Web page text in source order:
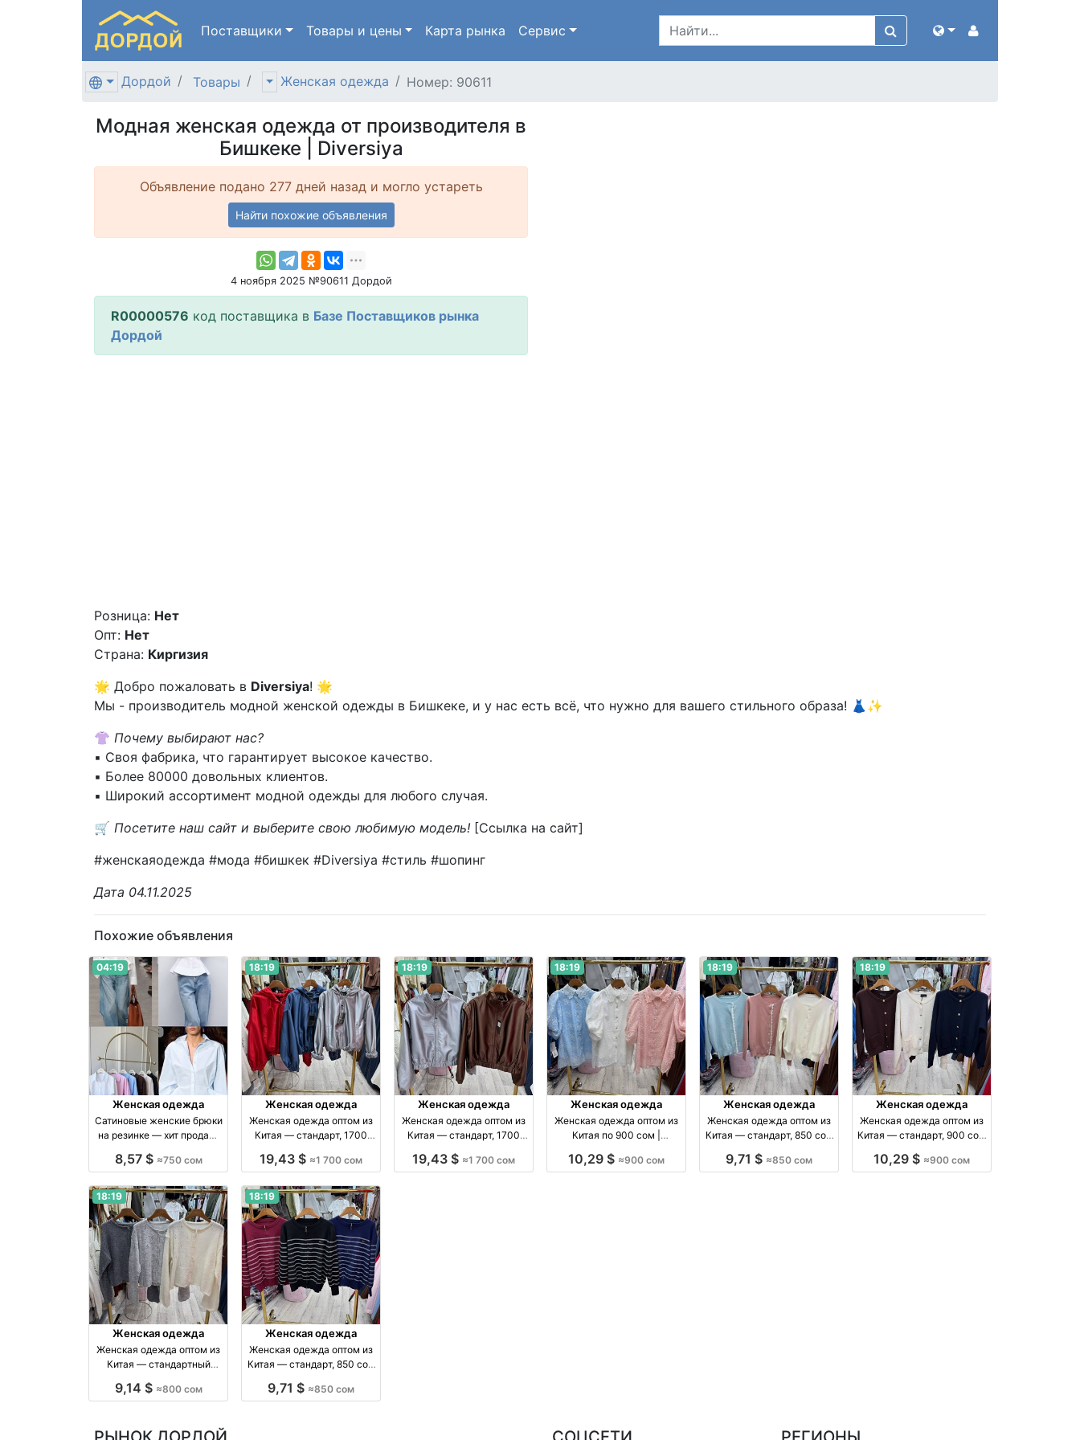
Поставщики Товары и цены Карта рынка Сервис
Дордой Товары Женская одежда Номер: 90611
Модная женская одежда от производителя в
Бишкеке | Diversiya
Объявление подано 277 дней назад и могло устареть
Найти похожие объявления
4 ноября 2025 №90611 Дордой
R00000576 код поставщика в Базе Поставщиков рынка
Дордой
Розница: Нет
Опт: Нет
Страна: Киргизия
🌟 Добро пожаловать в Diversiya! 🌟
Мы - производитель модной женской одежды в Бишкеке, и у нас есть всё, что нужно для вашего стильного образа! 👗✨
👚 Почему выбирают нас?
▪️ Своя фабрика, что гарантирует высокое качество.
▪️ Более 80000 довольных клиентов.
▪️ Широкий ассортимент модной одежды для любого случая.
🛒 Посетите наш сайт и выберите свою любимую модель! [Ссылка на сайт]
#женскаяодежда #мода #бишкек #Diversiya #стиль #шопинг
Дата 04.11.2025
Похожие объявления
04:19
Женская одежда
Сатиновые женские брюки
на резинке — хит продаж,
производство Киргизия
8,57 $ ≈750 сом
18:19
Женская одежда
Женская одежда оптом из
Китая — стандарт, 1700
Китай
19,43 $ ≈1 700 сом
18:19
Женская одежда
Женская одежда оптом из
Китая — стандарт, 1700
Китай
19,43 $ ≈1 700 сом
18:19
Женская одежда
Женская одежда оптом из
Китая по 900 сом |
производство Китай
10,29 $ ≈900 сом
18:19
Женская одежда
Женская одежда оптом из
Китая — стандарт, 850 сом
9,71 $ ≈850 сом
18:19
Женская одежда
Женская одежда оптом из
Китая — стандарт, 900 сом
10,29 $ ≈900 сом
18:19
Женская одежда
Женская одежда оптом из
Китая — стандартный
производство Китай
9,14 $ ≈800 сом
18:19
Женская одежда
Женская одежда оптом из
Китая — стандарт, 850 сом
9,71 $ ≈850 сом